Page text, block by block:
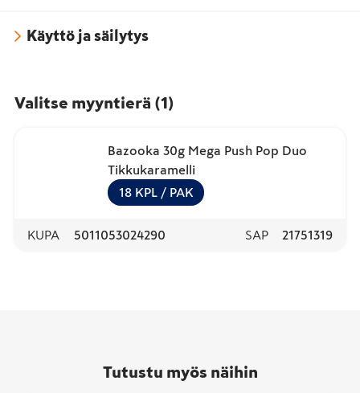
Käyttö ja säilytys
Valitse myyntierä (1)
Bazooka 30g Mega Push Pop Duo
Tikkukaramelli
18 KPL / PAK
KUPA 5011053024290 SAP 21751319
Tutustu myös näihin